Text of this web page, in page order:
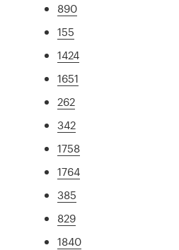
890
155
1424
1651
262
342
1758
1764
385
829
1840